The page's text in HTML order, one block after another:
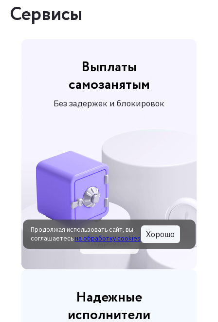
Сервисы
Выплаты
самозанятым
Без задержек и блокировок
Подробнее
Надежные
исполнители
Продолжая использовать сайт, вы
соглашаетесь на обработку cookies Хорошо